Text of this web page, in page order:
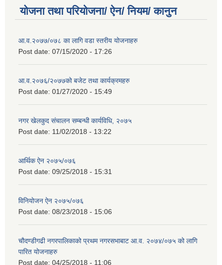
योजना तथा परियोजना/ ऐन/ नियम/ कानुन
आ.व.२०७७/०७८ का लागि वडा स्तरीय योजनाहरु
Post date: 07/15/2020 - 17:26
आ.व.२०७६/२०७७को बजेट तथा कार्यक्रमहरु
Post date: 01/27/2020 - 15:49
नगर खेलकुद संचालन सम्बन्धी कार्यविधि, २०७५
Post date: 11/02/2018 - 13:22
आर्थिक ऐन २०७५/०७६
Post date: 09/25/2018 - 15:31
विनियोजन ऐन २०७५/०७६
Post date: 08/23/2018 - 15:06
चौदण्डीगढी नगरपालिकाको प्रथम नगरसभाबाट आ.व. २०७४/०७५ को लागि
पारित योजनाहरु
Post date: 04/25/2018 - 11:06